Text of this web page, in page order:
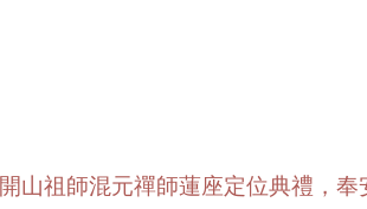
山祖師混元禪師蓮座定位典禮，